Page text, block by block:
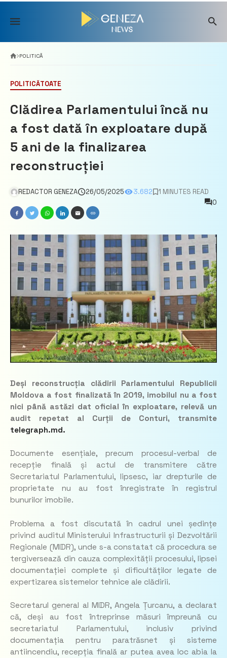
Skip
content
POLITICĂ
POLITICĂTOATE
Clădirea Parlamentului încă nu
a fost dată în exploatare după
5 ani de la finalizarea
reconstrucției
REDACTOR GENEZA 26/05/2025 3.682
1 MINUTES READ
0
Deși reconstrucția clădirii Parlamentului Republicii
Moldova a fost finalizată în 2019, imobilul nu a fost
nici până astăzi dat oficial în exploatare, relevă un
audit repetat al Curții de Conturi, transmite
telegraph.md.
Documente esențiale, precum procesul-verbal de
recepție finală și actul de transmitere către
Secretariatul Parlamentului, lipsesc, iar drepturile de
proprietate nu au fost înregistrate în registrul
bunurilor imobile.
Problema a fost discutată în cadrul unei ședințe
privind auditul Ministerului Infrastructurii și Dezvoltării
Regionale (MIDR), unde s-a constatat că procedura se
tergiversează din cauza complexității procesului, lipsei
documentației complete și dificultăților legate de
expertizarea sistemelor tehnice ale clădirii.
Secretarul general al MIDR, Angela Țurcanu, a declarat
că, deși au fost întreprinse măsuri împreună cu
secretariatul Parlamentului, inclusiv privind
documentația pentru paratrăsnet și sisteme
antiincendiu, recepția finală ar putea avea loc abia la